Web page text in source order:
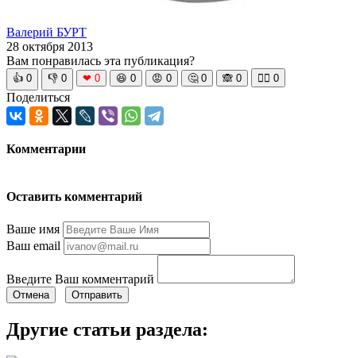
Валерий БУРТ
28 октября 2013
Вам понравилась эта публикация?
👍 0 👎 0 ❤ 0 😆 0 😡 0 🤔 0 🙈 0 🧘‍♀️ 0
Поделиться
Комментарии
Оставить комментарий
Ваше имя
Ваш email
Введите Ваш комментарий
Отмена Отправить
Другие статьи раздела: